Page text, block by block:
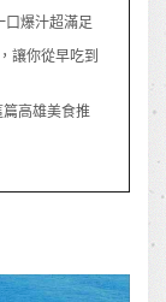
口爆汁超滿足
讓你從早吃到
高雄美食推